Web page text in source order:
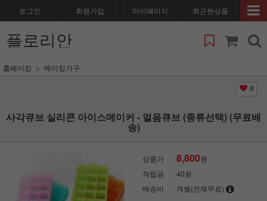
로그인 회원가입 마이페이지 최근본상품
플로리안
홈베이킹 베이킹기구
0
사각큐브 실리콘 아이스메이커 - 얼음큐브 (종류선택) (무료배
송)
상품가 8,800원
적립금
40원
배송비
개별(전체무료)